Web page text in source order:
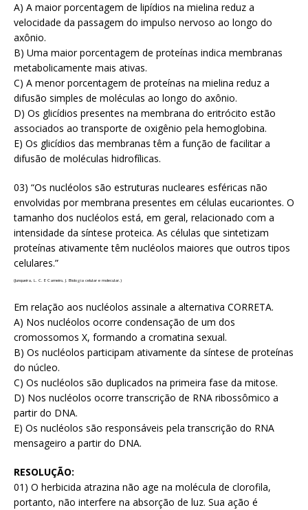
A) A maior porcentagem de lipídios na mielina reduz a
velocidade da passagem do impulso nervoso ao longo do
axônio.
B) Uma maior porcentagem de proteínas indica membranas
metabolicamente mais ativas.
C) A menor porcentagem de proteínas na mielina reduz a
difusão simples de moléculas ao longo do axônio.
D) Os glicídios presentes na membrana do eritrócito estão
associados ao transporte de oxigênio pela hemoglobina.
E) Os glicídios das membranas têm a função de facilitar a
difusão de moléculas hidrofílicas.
03) “Os nucléolos são estruturas nucleares esféricas não
envolvidas por membrana presentes em células eucariontes. O
tamanho dos nucléolos está, em geral, relacionado com a
intensidade da síntese proteica. As células que sintetizam
proteínas ativamente têm nucléolos maiores que outros tipos
celulares.”
(Junqueira, L. C. E Carneiro, J. Biologia celular e molecular.)
Em relação aos nucléolos assinale a alternativa CORRETA.
A) Nos nucléolos ocorre condensação de um dos
cromossomos X, formando a cromatina sexual.
B) Os nucléolos participam ativamente da síntese de proteínas
do núcleo.
C) Os nucléolos são duplicados na primeira fase da mitose.
D) Nos nucléolos ocorre transcrição de RNA ribossômico a
partir do DNA.
E) Os nucléolos são responsáveis pela transcrição do RNA
mensageiro a partir do DNA.
RESOLUÇÃO:
01) O herbicida atrazina não age na molécula de clorofila,
portanto, não interfere na absorção de luz. Sua ação é